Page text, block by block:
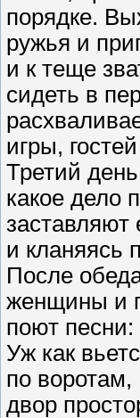
порядке.
ружья и
и к теще
сидеть в
игры,
Третий
какое дело
заставляют
и кланяясь
После
женщины и
поют песни:
Уж как
по воротам,
двор